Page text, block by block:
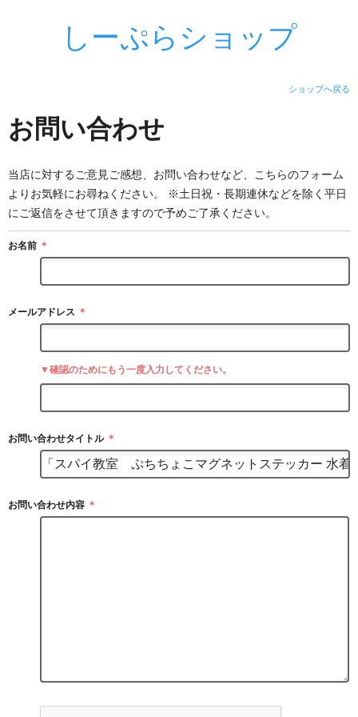
しーぷらショップ
ショップへ戻る
お問い合わせ
当店に対するご意見ご感想、お問い合わせなど、こちらのフォーム
よりお気軽にお尋ねください。 ※土日祝・長期連休などを除く平日
にご返信をさせて頂きますので予めご了承ください。
お名前 ＊
メールアドレス ＊
▼確認のためにもう一度入力してください。
お問い合わせタイトル ＊
お問い合わせ内容 ＊